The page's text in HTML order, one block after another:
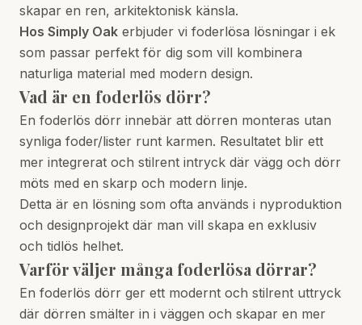
skapar en ren, arkitektonisk känsla.
Hos Simply Oak erbjuder vi foderlösa lösningar i ek
som passar perfekt för dig som vill kombinera
naturliga material med modern design.
Vad är en foderlös dörr?
En foderlös dörr innebär att dörren monteras utan
synliga foder/lister runt karmen. Resultatet blir ett
mer integrerat och stilrent intryck där vägg och dörr
möts med en skarp och modern linje.
Detta är en lösning som ofta används i nyproduktion
och designprojekt där man vill skapa en exklusiv
och tidlös helhet.
Varför väljer många foderlösa dörrar?
En foderlös dörr ger ett modernt och stilrent uttryck
där dörren smälter in i väggen och skapar en mer